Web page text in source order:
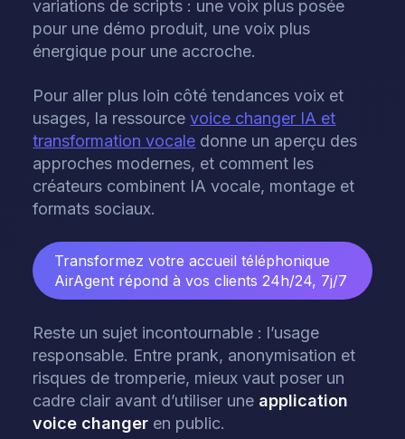
variations de scripts : une voix plus posée
pour une démo produit, une voix plus
énergique pour une accroche.
Pour aller plus loin côté tendances voix et
usages, la ressourcevoice changer IA et
transformation vocale donne un aperçu des
approches modernes, et comment les
créateurs combinent IA vocale, montage et
formats sociaux.
Transformez votre accueil téléphonique
AirAgent répond à vos clients 24h/24, 7j/7
Reste un sujet incontournable : l’usage
responsable. Entre prank, anonymisation et
risques de tromperie, mieux vaut poser un
cadre clair avant d’utiliser une application
voice changer en public.